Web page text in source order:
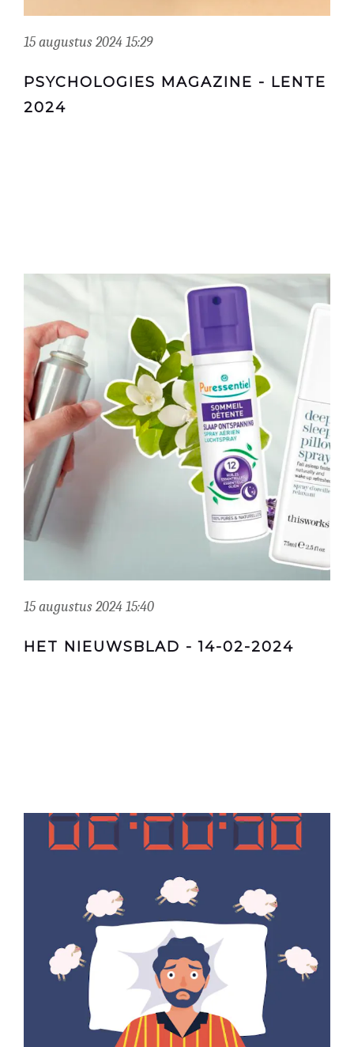
15 augustus 2024 15:29
PSYCHOLOGIES MAGAZINE - LENTE
2024
15 augustus 2024 15:40
HET NIEUWSBLAD - 14-02-2024